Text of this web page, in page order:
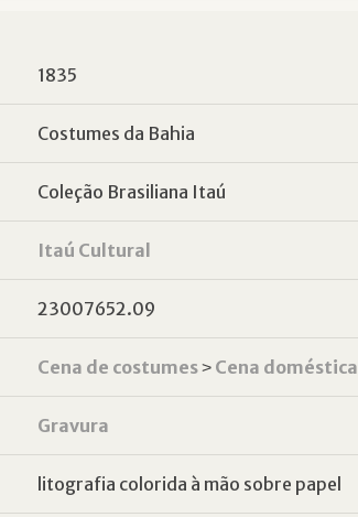
1835
Costumes da Bahia
Coleção Brasiliana Itaú
Itaú Cultural
23007652.09
Cena de costumes˃ Cena doméstica
Gravura
litografia colorida à mão sobre papel